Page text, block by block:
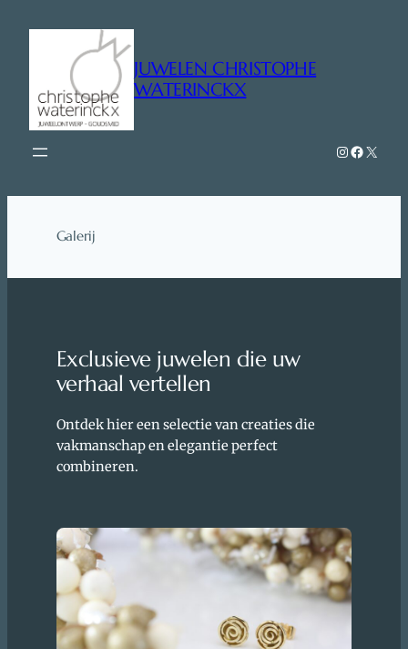
JUWELEN CHRISTOPHE
WATERINCKX
Instagram
X
Galerij
Exclusieve juwelen die uw
verhaal vertellen
Ontdek hier een selectie van creaties die
vakmanschap en elegantie perfect
combineren.